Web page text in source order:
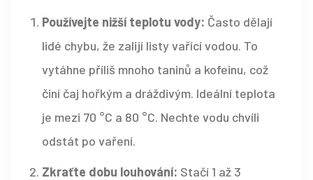
Používejte nižší teplotu vody: Často dělají
lidé chybu, že zalijí listy vařící vodou. To
vytáhne příliš mnoho taninů a kofeinu, což
činí čaj hořkým a dráždivým. Ideální teplota
je mezi 70 °C a 80 °C. Nechte vodu chvíli
odstát po vaření.
Zkraťte dobu louhování: Stačí 1 až 3